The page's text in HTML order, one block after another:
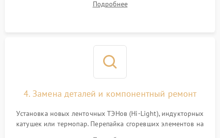
индукции). Проверка кранов и газ-контроля (для газовых
Подробнее
4. Замена деталей и компонентный ремонт
Установка новых ленточных ТЭНов (Hi-Light), индукторных
катушек или термопар. Перепайка сгоревших элементов на